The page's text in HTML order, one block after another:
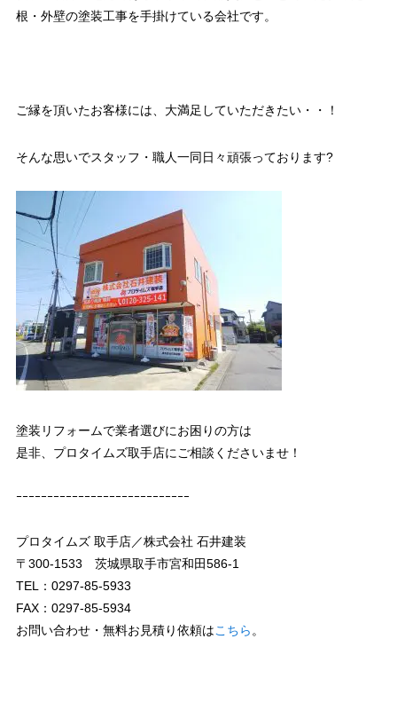
根・外壁の塗装工事を手掛けている会社です。
ご縁を頂いたお客様には、大満足していただきたい・・！
そんな思いでスタッフ・職人一同日々頑張っております?
塗装リフォームで業者選びにお困りの方は
是非、プロタイムズ取手店にご相談くださいませ！
ｰｰｰｰｰｰｰｰｰｰｰｰｰｰｰｰｰｰｰｰｰｰｰｰｰｰｰｰ
プロタイムズ 取手店／株式会社 石井建装
〒300-1533 茨城県取手市宮和田586-1
TEL：0297-85-5933
FAX：0297-85-5934
お問い合わせ・無料お見積り依頼はこちら。